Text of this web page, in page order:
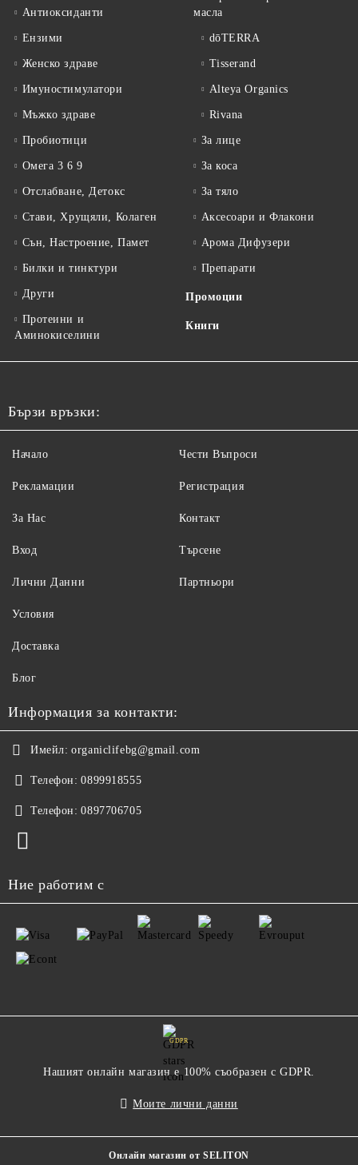
Антиоксиданти
Ензими
Женско здраве
Имуностимулатори
Мъжко здраве
Пробиотици
Омега 3 6 9
Отслабване, Детокс
Стави, Хрущяли, Колаген
Сън, Настроение, Памет
Билки и тинктури
Други
Протеини и
Аминокиселини
масла
dōTERRA
Tisserand
Alteya Organics
Rivana
За лице
За коса
За тяло
Аксесоари и Флакони
Арома Дифузери
Препарати
Промоции
Книги
Бързи връзки:
Начало
Рекламации
За Нас
Вход
Чести Въпроси
Регистрация
Контакт
Търсене
Лични Данни
Условия
Доставка
Блог
Партньори
Информация за контакти:
Имейл: organiclifebg@gmail.com
Телефон: 0899918555
Телефон: 0897706705
Ние работим с
GDPR
Нашият онлайн магазин е 100% съобразен с GDPR.
Моите лични данни
Онлайн магазин от SELITON